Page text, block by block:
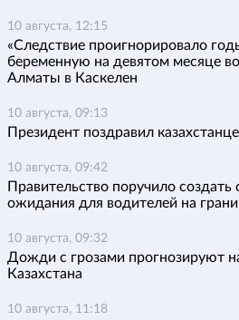
10 августа, 12:15
«Следствие проигнорировало
беременную на девятом месяце
Алматы в Каскелен
10 августа, 09:13
Президент поздравил
10 августа, 09:42
Правительство поручило
ожидания для водителей на
10 августа, 09:32
Дожди с грозами прогнозируют
Казахстана
10 августа, 11:18